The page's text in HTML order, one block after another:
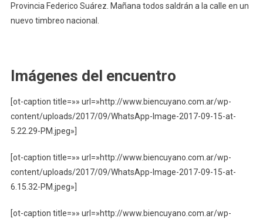
Provincia Federico Suárez. Mañana todos saldrán a la calle en un
nuevo timbreo nacional.
Imágenes del encuentro
[ot-caption title=»» url=»http://www.biencuyano.com.ar/wp-
content/uploads/2017/09/WhatsApp-Image-2017-09-15-at-
5.22.29-PM.jpeg»]
[ot-caption title=»» url=»http://www.biencuyano.com.ar/wp-
content/uploads/2017/09/WhatsApp-Image-2017-09-15-at-
6.15.32-PM.jpeg»]
[ot-caption title=»» url=»http://www.biencuyano.com.ar/wp-